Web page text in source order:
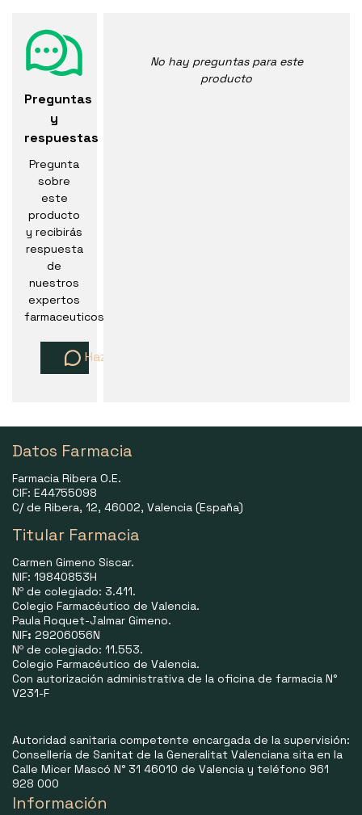
Preguntas
y
respuestas
Pregunta
sobre
este
producto
y recibirás
respuesta
de
nuestros
expertos
farmaceuticos
Haz una pregunta
No hay preguntas para este
producto
Datos Farmacia
Farmacia Ribera O.E.
CIF: E44755098
C/ de Ribera, 12, 46002, Valencia (España)
Titular Farmacia
Carmen Gimeno Siscar.
NIF: 19840853H
Nº de colegiado: 3.411.
Colegio Farmacéutico de Valencia.
Paula Roquet-Jalmar Gimeno.
NIF: 29206056N
Nº de colegiado: 11.553.
Colegio Farmacéutico de Valencia.
Con autorización administrativa de la oficina de farmacia N°
V231-F
Autoridad sanitaria competente encargada de la supervisión:
Consellería de Sanitat de la Generalitat Valenciana sita en la
Calle Micer Mascó N° 31 46010 de Valencia y teléfono 961
928 000
Información